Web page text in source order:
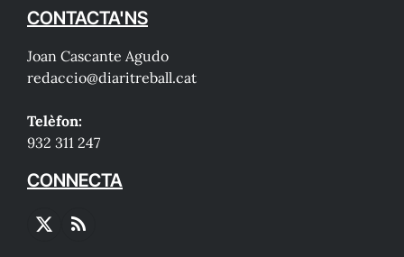
CONTACTA'NS
Joan Cascante Agudo
redaccio@diaritreball.cat
Telèfon:
932 311 247
CONNECTA
X
RSS